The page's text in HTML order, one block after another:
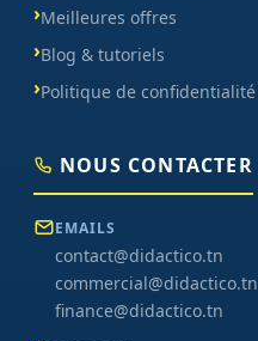
Meilleures offres
Blog & tutoriels
Politique de confidentialité
NOUS CONTACTER
EMAILS
contact@didactico.tn
commercial@didactico.tn
finance@didactico.tn